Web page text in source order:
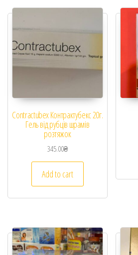
Contractubex Контрактубекс 20г.
Гель від рубців шрамів
розтяжок
345.00₴
Add to cart